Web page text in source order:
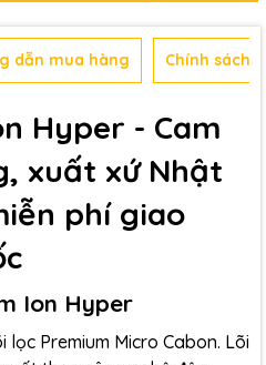
dẫn mua hàng Chính sách
Hyper - Cam
xuất xứ Nhật
phí giao
Ion Hyper
lọc Premium Micro Cabon. Lõi